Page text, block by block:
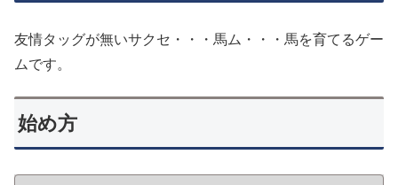
友情タッグが無いサクセ・・・馬ム・・・馬を育てるゲー
ムです。
始め方